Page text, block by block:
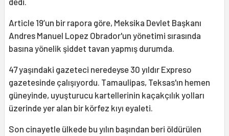
Article 19’un bir rapora göre, Meksika Devlet Başkanı
Andres Manuel Lopez Obrador'un yönetimi sırasında
basına yönelik şiddet tavan yapmış durumda.
47 yaşındaki gazeteci neredeyse 30 yıldır Expreso
gazetesinde çalışıyordu. Tamaulipas, Teksas'ın hemen
güneyinde, uyuşturucu kartellerinin kaçakçılık yolları
üzerinde yer alan bir körfez kıyı eyaleti.
Son cinayetle ülkede bu yılın başından beri öldürülen